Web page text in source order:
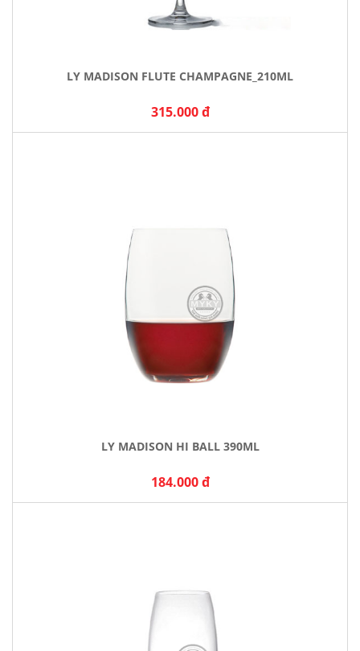
LY MADISON FLUTE CHAMPAGNE_210ML
315.000 đ
LY MADISON HI BALL 390ML
184.000 đ